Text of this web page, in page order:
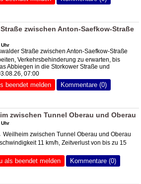
zwischen Anton-Saefkow-Straße
Uhr
Straße zwischen Anton-Saefkow-Straße
Verkehrsbehinderung zu erwarten, bis
Abbiegen in die Storkower Straße und
07:00
beendet melden Kommentare (0)
zwischen Tunnel Oberau und Oberau
Uhr
zwischen Tunnel Oberau und Oberau
11 km/h, Zeitverlust von bis zu 15
als beendet melden Kommentare (0)